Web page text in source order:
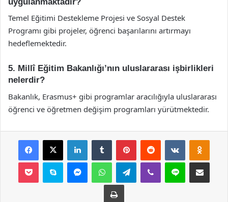
Temel Eğitimi Destekleme Projesi ve Sosyal Destek
Programı gibi projeler, öğrenci başarılarını artırmayı
hedeflemektedir.
5. Millî Eğitim Bakanlığı’nın uluslararası işbirlikleri
nelerdir?
Bakanlık, Erasmus+ gibi programlar aracılığıyla uluslararası
öğrenci ve öğretmen değişim programları yürütmektedir.
Facebook
X LinkedInTumblr PinterestReddit VKontakte
Pocket Skype MessengerWhatsAppTelegramViber Line E-Posta ile
Yazdır